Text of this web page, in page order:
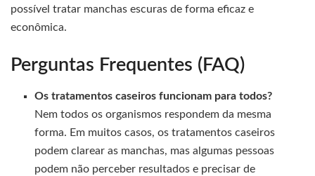
possível tratar manchas escuras de forma eficaz e
econômica.
Perguntas Frequentes (FAQ)
Os tratamentos caseiros funcionam para todos?
Nem todos os organismos respondem da mesma
forma. Em muitos casos, os tratamentos caseiros
podem clarear as manchas, mas algumas pessoas
podem não perceber resultados e precisar de